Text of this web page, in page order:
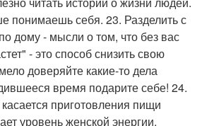
понимаешь себя. 23. Разделить с
дому - мысли о том, что без вас
- это способ снизить свою
доверяйте какие-то дела
время подарите себе! 24.
приготовления пищи
уровень женской энергии.